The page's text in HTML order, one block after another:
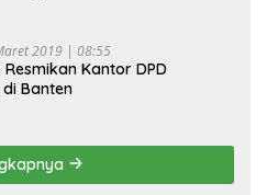
2019 | 08:55
Kantor DPD
Banten